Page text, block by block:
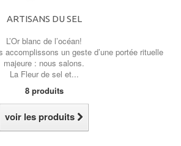
ARTISANS DU SEL
L’Or blanc de l’océan!
accomplissons un geste d’une portée rituelle
majeure : nous salons.
La Fleur de sel et...
8 produits
voir les produits